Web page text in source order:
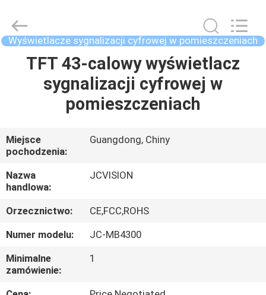
DOM
PRODUKTY
O
NAS
WYCIECZKA
PO
FABRYCE
KONTROLA
Interactive
Technology
Co.,
Ltd..Wyświetlacze sygnalizacji cyfrowej w pomieszczeniach
TFT 43-calowy wyświetlacz
sygnalizacji cyfrowej w
pomieszczeniach
Miejsce
pochodzenia:
Guangdong, Chiny
Nazwa
handlowa:
JCVISION
Orzecznictwo:
CE,FCC,ROHS
Numer modelu:
JC-MB4300
Minimalne
zamówienie:
1